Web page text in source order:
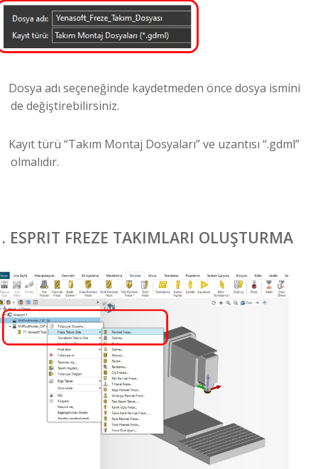
Dosya adı seçeneğinde kaydetmeden önce dosya ismini
de değiştirebilirsiniz.
Kayıt türü “Takım Montaj Dosyaları” ve uzantısı “.gdml”
olmalıdır.
ESPRIT FREZE TAKIMLARI OLUŞTURMA